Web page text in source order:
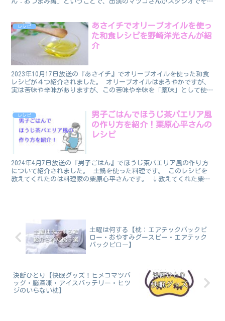
ん：おつまみ編」ということで、出演のマツコさんがスタジオでその
レシピ
あさイチでオリーブオイルを使っ
た和食レシピを野崎洋光さんが紹
介
2023年10月17日放送の『あさイチ』でオリーブオイルを使った和食
レシピが４つ紹介されました。 オリーブオイルはまろやかですが、
実は苦味や辛味がありますが、この苦味や辛味を「薬味」として使っ
レシピ
男子ごはんでほうじ茶パエリア風
の作り方を紹介！栗原心平さんの
レシピ
2024年4月7日放送の『男子ごはん』でほうじ茶パエリア風の作り方
について紹介されました。 土鍋を使った料理です。 このレシピを
教えてくれたのは料理家の栗原心平さんです。 ↓教えてくれた栗原
土曜は何する【枕：エアテックバックピ
ロー・おやすみグースピー・エアテック
バックピロー】
決断ひとり【快眠グッズ！ヒメコマツバ
ッグ・脳深凍・アイスバッテリー・ヒツ
ジのいらない枕】